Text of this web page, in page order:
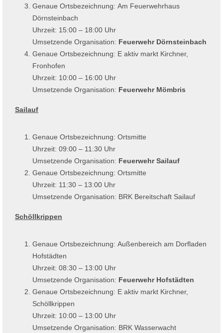
Genaue Ortsbezeichnung: Am Feuerwehrhaus
Dörnsteinbach
Uhrzeit: 15:00 – 18:00 Uhr
Umsetzende Organisation: Feuerwehr Dörnsteinbach
Genaue Ortsbezeichnung: E aktiv markt Kirchner,
Fronhofen
Uhrzeit: 10:00 – 16:00 Uhr
Umsetzende Organisation: Feuerwehr Mömbris
Sailauf
Genaue Ortsbezeichnung: Ortsmitte
Uhrzeit: 09:00 – 11:30 Uhr
Umsetzende Organisation: Feuerwehr Sailauf
Genaue Ortsbezeichnung: Ortsmitte
Uhrzeit: 11:30 – 13:00 Uhr
Umsetzende Organisation: BRK Bereitschaft Sailauf
Schöllkrippen
Genaue Ortsbezeichnung: Außenbereich am Dorfladen
Hofstädten
Uhrzeit: 08:30 – 13:00 Uhr
Umsetzende Organisation: Feuerwehr Hofstädten
Genaue Ortsbezeichnung: E aktiv markt Kirchner,
Schöllkrippen
Uhrzeit: 10:00 – 13:00 Uhr
Umsetzende Organisation: BRK Wasserwacht